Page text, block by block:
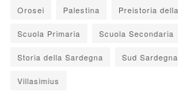
Orosei Palestina Preistoria
Scuola Primaria Scuola Secondaria
Storia della Sardegna Sud Sardegna
Villasimius